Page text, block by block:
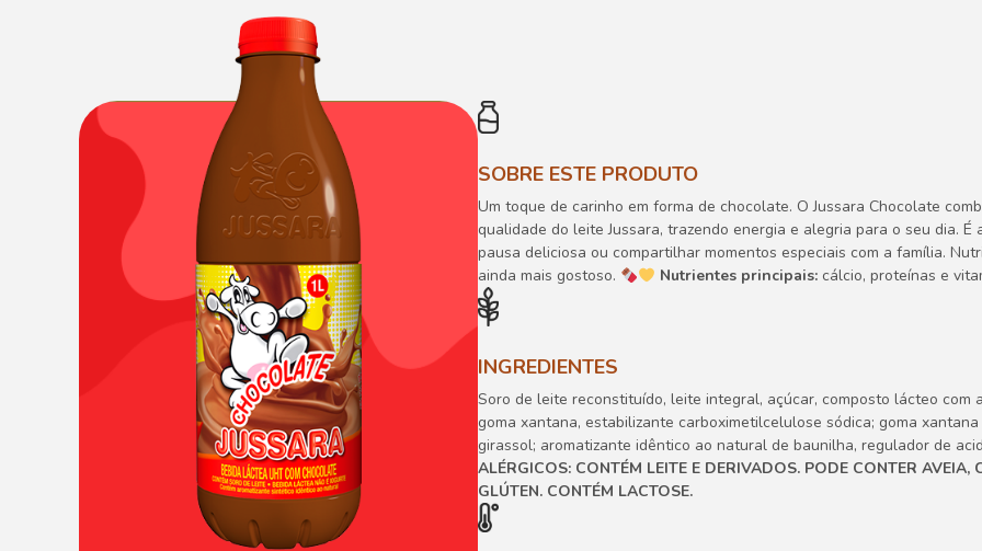
SOBRE ESTE PRODUTO
Um toque de carinho em forma de chocolate. O Jussara Chocolate
qualidade do leite Jussara, trazendo energia e alegria para o seu dia.
pausa deliciosa ou compartilhar momentos especiais com a família.
ainda mais gostoso.
Nutrientes principais:cálcio, proteínas e
INGREDIENTES
Soro de leite reconstituído, leite integral, açúcar, composto lácteo
goma xantana, estabilizante carboximetilcelulose sódica; goma
girassol; aromatizante idêntico ao natural de baunilha, regulador de
ALÉRGICOS: CONTÉM LEITE E DERIVADOS. PODE CONTER
GLÚTEN. CONTÉM LACTOSE.